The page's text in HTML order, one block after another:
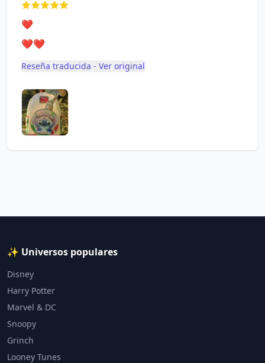
❤️
❤️❤️
Reseña traducida - Ver original
✨ Universos populares
Disney
Harry Potter
Marvel & DC
Snoopy
Grinch
Looney Tunes